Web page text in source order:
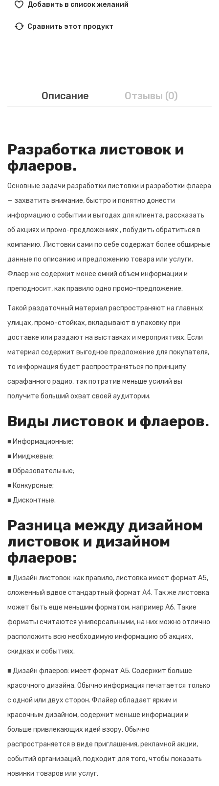
Добавить в список желаний
Сравнить этот продукт
Описание Отзывы (0)
Разработка листовок и
флаеров.
Основные задачи разработки листовки и разработки флаера
— захватить внимание, быстро и понятно донести
информацию о событии и выгодах для клиента, рассказать
об акциях и промо-предложениях , побудить обратиться в
компанию. Листовки сами по себе содержат более обширные
данные по описанию и предложению товара или услуги.
Флаер же содержит менее емкий объем информации и
преподносит, как правило одно промо-предложение.
Такой раздаточный материал распространяют на главных
улицах, промо-стойках, вкладывают в упаковку при
доставке или раздают на выставках и мероприятиях. Если
материал содержит выгодное предложение для покупателя,
то информация будет распространяться по принципу
сарафанного радио, так потратив меньше усилий вы
получите больший охват своей аудитории.
Виды листовок и флаеров.
■ Информационные;
■ Имиджевые;
■ Образовательные;
■ Конкурсные;
■ Дисконтные.
Разница между дизайном
листовок и дизайном
флаеров:
■ Дизайн листовок: как правило, листовка имеет формат А5,
сложенный вдвое стандартный формат А4. Так же листовка
может быть еще меньшим форматом, например А6. Такие
форматы считаются универсальными, на них можно отлично
расположить всю необходимую информацию об акциях,
скидках и событиях.
■ Дизайн флаеров: имеет формат А5. Содержит больше
красочного дизайна. Обычно информация печатается только
с одной или двух сторон. Флайер обладает ярким и
красочным дизайном, содержит меньше информации и
больше привлекающих идей взору. Обычно
распространяется в виде приглашения, рекламной акции,
событий организаций, подходит для того, чтобы показать
новинки товаров или услуг.